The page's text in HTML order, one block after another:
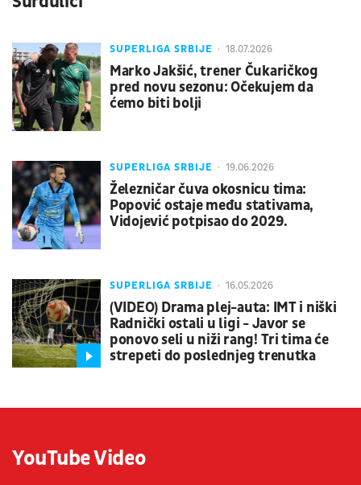
SUPERLIGA SRBIJE 18.07.2026
Marko Jakšić, trener Čukaričkog
pred novu sezonu: Očekujem da
ćemo biti bolji
SUPERLIGA SRBIJE 19.06.2026
Železničar čuva okosnicu tima:
Popović ostaje među stativama,
Vidojević potpisao do 2029.
SUPERLIGA SRBIJE 16.05.2026
(VIDEO) Drama plej-auta: IMT i niški
Radnički ostali u ligi - Javor se
ponovo seli u niži rang! Tri tima će
strepeti do poslednjeg trenutka
YouTube Video